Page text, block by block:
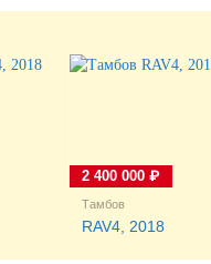
Тамбов
RAV4, 2018
2 400 000 ₽